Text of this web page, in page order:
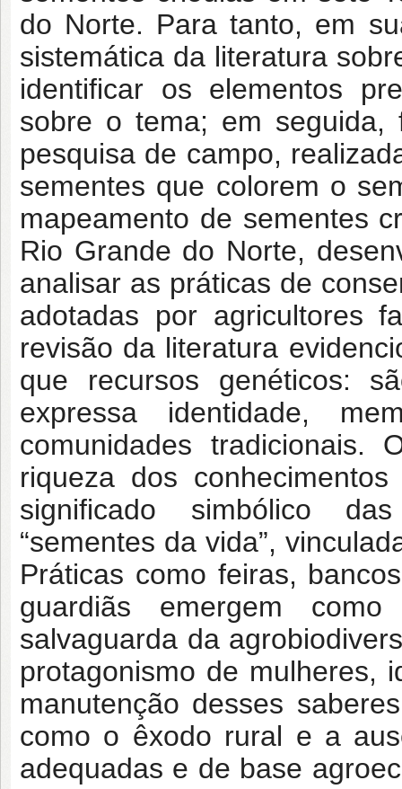
do Norte. Para tanto, em
sistemática da literatura
identificar os elementos
sobre o tema; em seguida,
pesquisa de campo,
sementes que colorem o
mapeamento de sementes
Rio Grande do Norte,
analisar as práticas de
adotadas por agricultores
revisão da literatura
que recursos genéticos:
expressa identidade,
comunidades tradicionais.
riqueza dos
significado simbólico
“sementes da vida”,
Práticas como feiras,
guardiãs emergem
salvaguarda da
protagonismo de mulheres,
manutenção desses
como o êxodo rural e a
adequadas e de base